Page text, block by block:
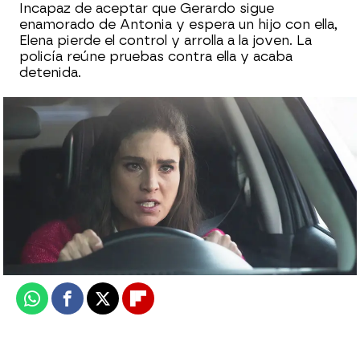
Incapaz de aceptar que Gerardo sigue
enamorado de Antonia y espera un hijo con ella,
Elena pierde el control y arrolla a la joven. La
policía reúne pruebas contra ella y acaba
detenida.
Publicado: 12 de junio de 2026, 09:00
WhatsappFacebook
X Flipboard